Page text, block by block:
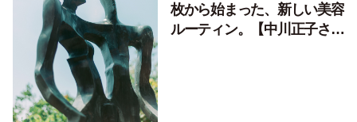
枚から始まった、新しい美容
ルーティン。【中川正子さん